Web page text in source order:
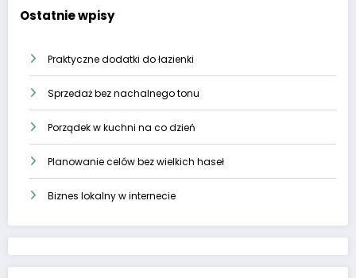
Ostatnie wpisy
Praktyczne dodatki do łazienki
Sprzedaż bez nachalnego tonu
Porządek w kuchni na co dzień
Planowanie celów bez wielkich haseł
Biznes lokalny w internecie